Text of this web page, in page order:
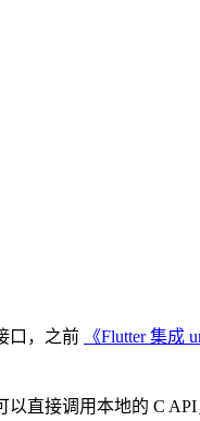
口，之前 《Flutter 集成
直接调用本地的 C